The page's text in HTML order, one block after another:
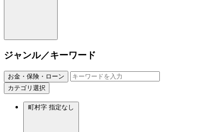
ジャンル／キーワード
お金・保険・ローン
カテゴリ選択
町村字 指定なし